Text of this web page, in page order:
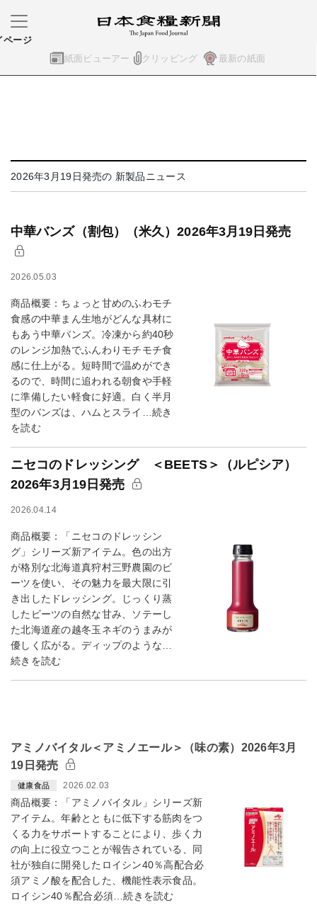
紙面ビューアー クリッピング 最新の紙面
ページ
2026年3月19日発売の 新製品ニュース
中華バンズ（割包）（米久）2026年3月19日発売
2026.05.03
商品概要：ちょっと甘めのふわモチ
食感の中華まん生地がどんな具材に
もあう中華バンズ。冷凍から約40秒
のレンジ加熱でふんわりモチモチ食
感に仕上がる。短時間で温めができ
るので、時間に追われる朝食や手軽
に準備したい軽食に好適。白く半月
型のバンズは、ハムとスライ…続き
を読む
ニセコのドレッシング ＜BEETS＞（ルピシア）
2026年3月19日発売
2026.04.14
商品概要：「ニセコのドレッシン
グ」シリーズ新アイテム。色の出方
が格別な北海道真狩村三野農園のビ
ーツを使い、その魅力を最大限に引
き出したドレッシング。じっくり蒸
したビーツの自然な甘み、ソテーし
た北海道産の越冬玉ネギのうまみが
優しく広がる。ディップのような…
続きを読む
アミノバイタル＜アミノエール＞（味の素）2026年3月
19日発売
健康食品 2026.02.03
商品概要：「アミノバイタル」シリーズ新
アイテム。年齢とともに低下する筋肉をつ
くる力をサポートすることにより、歩く力
の向上に役立つことが報告されている、同
社が独自に開発したロイシン40％高配合必
須アミノ酸を配合した、機能性表示食品。
ロイシン40％配合必須…続きを読む